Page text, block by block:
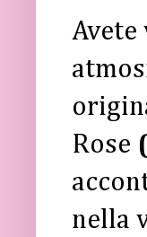
Rose
nella